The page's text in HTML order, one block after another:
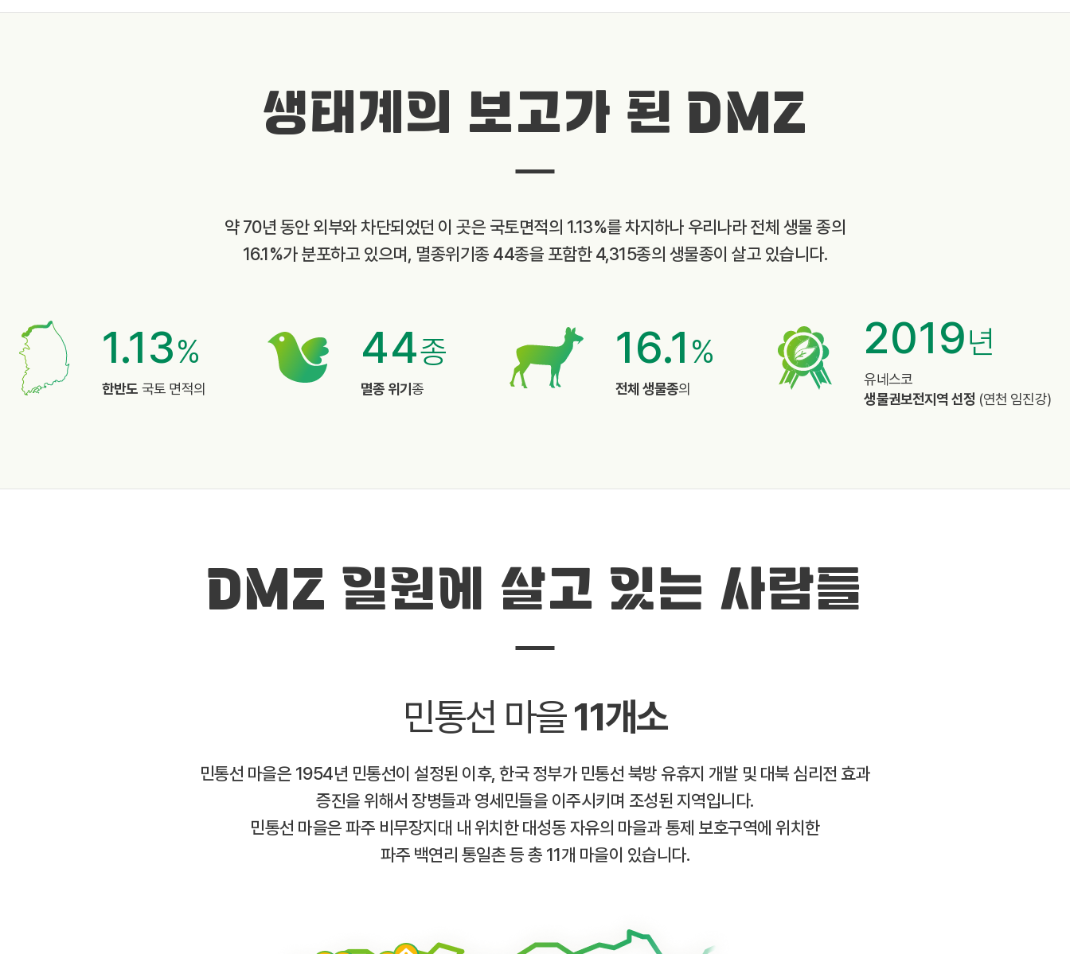
생태계의 보고가 된 DMZ
약 70년 동안 외부와 차단되었던 이 곳은 국토면적의 1.13%를 차지하나 우리나라 전체 생물 종의
16.1%가 분포하고 있으며, 멸종위기종 44종을 포함한 4,315종의 생물종이 살고 있습니다.
1.13%
한반도 국토 면적의
44종
멸종 위기 종
16.1 %
전체 생물종의
2019년
유네스코
생물권보전지역 선정 (연천 임진강)
DMZ 일원에 살고 있는 사람들
민통선 마을11개소
민통선 마을은 1954년 민통선이 설정된 이후, 한국 정부가 민통선 북방 유휴지 개발 및 대북 심리전 효과
증진을 위해서 장병들과 영세민들을 이주시키며 조성된 지역입니다.
민통선 마을은 파주 비무장지대 내 위치한 대성동 자유의 마을과 통제 보호구역에 위치한
파주 백연리 통일촌 등 총 11개 마을이 있습니다.